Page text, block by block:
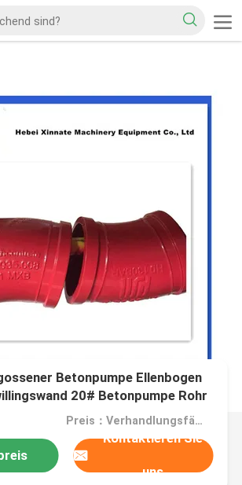
Betonpumpe Ellenbogen
20# Betonpumpe Rohr
Preis：Verhandlungsfähig
Kontaktieren Sie
uns